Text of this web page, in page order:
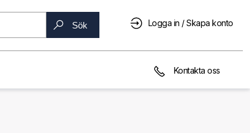
Sök Logga in / Skapa konto
Kontakta oss